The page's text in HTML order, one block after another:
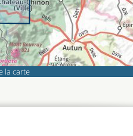
la carte